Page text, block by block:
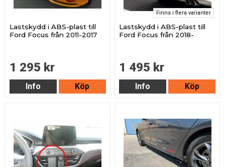
Lastskydd i ABS-plast till
Ford Focus från 2011-2017
1 295 kr
Info Köp
Finns i flera varianter
Lastskydd i ABS-plast till
Ford Focus från 2018-
1 495 kr
Info Köp